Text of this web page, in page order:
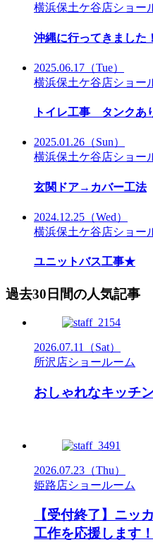
横浜保土ケ谷店ショ
沖縄に行ってきました
2025.06.17 （Tue）
横浜保土ケ谷店ショ
トイレ工事 タンクあ
2025.01.26 （Sun）
横浜保土ケ谷店ショ
玄関ドア→カバー工法
2024.12.25 （Wed）
横浜保土ケ谷店ショ
ユニットバス工事★
過去30日間の人気記事
2026.07.11
（Sat）
所沢店ショールーム
おしゃれなキッチ
2026.07.23 （Thu）
姫路店ショールーム
【受付終了】ニッ
工作を応援します